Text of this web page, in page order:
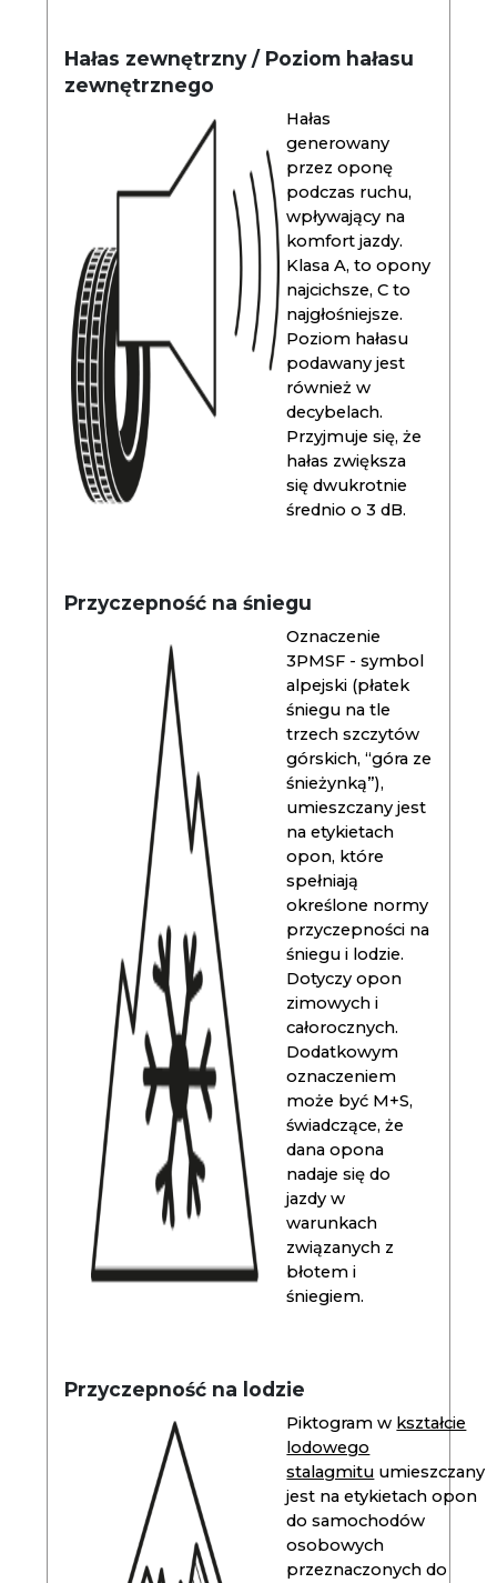
Hałas zewnętrzny / Poziom hałasu
zewnętrznego
Hałas
generowany
przez oponę
podczas ruchu,
wpływający na
komfort jazdy.
Klasa A, to opony
najcichsze, C to
najgłośniejsze.
Poziom hałasu
podawany jest
również w
decybelach.
Przyjmuje się, że
hałas zwiększa
się dwukrotnie
średnio o 3 dB.
Przyczepność na śniegu
Oznaczenie
3PMSF - symbol
alpejski (płatek
śniegu na tle
trzech szczytów
górskich, “góra ze
śnieżynką”),
umieszczany jest
na etykietach
opon, które
spełniają
określone normy
przyczepności na
śniegu i lodzie.
Dotyczy opon
zimowych i
całorocznych.
Dodatkowym
oznaczeniem
może być M+S,
świadczące, że
dana opona
nadaje się do
jazdy w
warunkach
związanych z
błotem i
śniegiem.
Przyczepność na lodzie
Piktogram w kształcie
lodowego
stalagmitu umieszczany
jest na etykietach opon
do samochodów
osobowych
przeznaczonych do